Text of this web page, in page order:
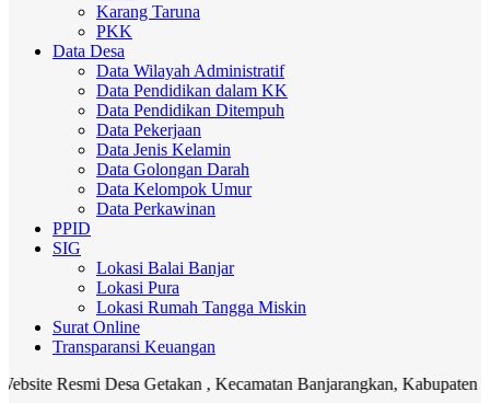
Karang Taruna
PKK
Data Desa
Data Wilayah Administratif
Data Pendidikan dalam KK
Data Pendidikan Ditempuh
Data Pekerjaan
Data Jenis Kelamin
Data Golongan Darah
Data Kelompok Umur
Data Perkawinan
PPID
SIG
Lokasi Balai Banjar
Lokasi Pura
Lokasi Rumah Tangga Miskin
Surat Online
Transparansi Keuangan
Resmi Desa Getakan , Kecamatan Banjarangkan, Kabupaten